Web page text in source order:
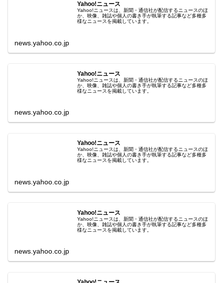
Yahoo!ニュース
Yahoo!ニュースは、新聞・通信社が配信するニュースのほ
か、映像、雑誌や個人の書き手が執筆する記事など多種多
様なニュースを掲載しています。
news.yahoo.co.jp
Yahoo!ニュース
Yahoo!ニュースは、新聞・通信社が配信するニュースのほ
か、映像、雑誌や個人の書き手が執筆する記事など多種多
様なニュースを掲載しています。
news.yahoo.co.jp
Yahoo!ニュース
Yahoo!ニュースは、新聞・通信社が配信するニュースのほ
か、映像、雑誌や個人の書き手が執筆する記事など多種多
様なニュースを掲載しています。
news.yahoo.co.jp
Yahoo!ニュース
Yahoo!ニュースは、新聞・通信社が配信するニュースのほ
か、映像、雑誌や個人の書き手が執筆する記事など多種多
様なニュースを掲載しています。
news.yahoo.co.jp